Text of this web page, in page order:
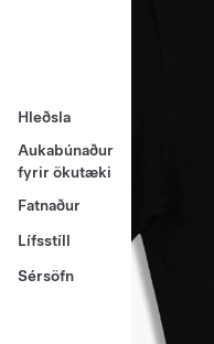
Hleðsla
Aukabúnaður
fyrir ökutæki
Fatnaður
Lífsstíll
Sérsöfn